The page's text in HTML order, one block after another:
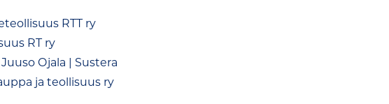
RTT ry
RT ry
Ojala | Sustera
ja teollisuus ry